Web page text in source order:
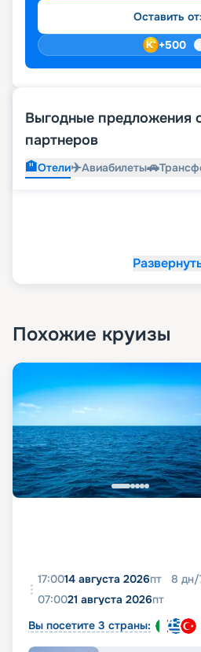
Оставить
+500
Выгодные предложения
партнеров
🏨Отели✈️Авиабилеты🚗
Похожие круизы
17:0014 августа 2026пт 8 дн/
07:0021 августа 2026пт
Вы посетите 3 страны: